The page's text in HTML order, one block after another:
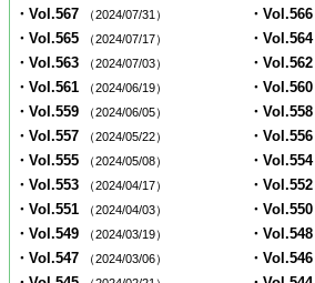
・Vol.567 （2024/07/31） ・Vol.566
・Vol.565 （2024/07/17） ・Vol.564
・Vol.563 （2024/07/03） ・Vol.562
・Vol.561 （2024/06/19） ・Vol.560
・Vol.559 （2024/06/05） ・Vol.558
・Vol.557 （2024/05/22） ・Vol.556
・Vol.555 （2024/05/08） ・Vol.554
・Vol.553 （2024/04/17） ・Vol.552
・Vol.551 （2024/04/03） ・Vol.550
・Vol.549 （2024/03/19） ・Vol.548
・Vol.547 （2024/03/06） ・Vol.546